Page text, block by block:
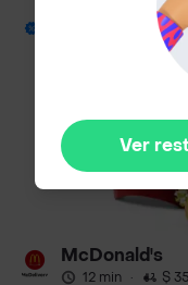
McDonald's
12 min · $
Ver